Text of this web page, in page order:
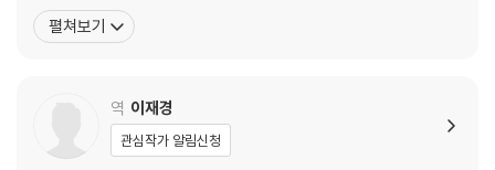
을 받았으며, TED 강연과 브레네 브라운과의 ‘리더의 용기’ 인터뷰는
수백만 명의 상상력을 사로잡았다. 자본과 목적을 결합하여 사람·브
펼쳐보기
역 이재경
관심작가 알림신청